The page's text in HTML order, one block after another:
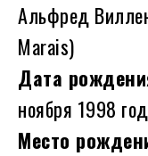
Альфред
Marais)
Дата
ноября 1998
Место